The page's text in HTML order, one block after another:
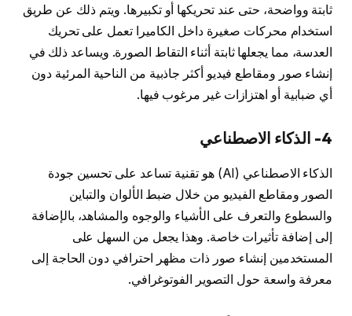
ثابتة وواضحة، حتى عند تحريكها أو تكبيرها. ويتم ذلك عن طريق
استخدام محركات صغيرة داخل الكاميرا تعمل على تحريك
العدسة، مما يجعلها ثابتة أثناء التقاط الصورة. ويساعد ذلك في
إنشاء صور ومقاطع فيديو أكثر جاذبية من الناحية المرئية دون
أي ضبابية أو اهتزازات غير مرغوب فيها.
4- الذكاء الاصطناعي
الذكاء الاصطناعي (AI) هو تقنية تساعد على تحسين جودة
الصور ومقاطع الفيديو من خلال ضبط الألوان والتباين
والسطوع والتعرف على الأشياء والوجوه والمشاهد، بالإضافة
إلى إضافة تأثيرات خاصة. وهذا يجعل من السهل على
المستخدمين إنشاء صور ذات مظهر احترافي دون الحاجة إلى
معرفة واسعة حول التصوير الفوتوغرافي.